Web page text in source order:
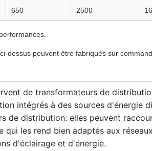
650 2500
dessus peuvent être fabriqués sur
de transformateurs de
intégrés à des sources d'énergie
de distribution: elles peuvent
les rend bien adaptés aux
d'éclairage et d'énergie.